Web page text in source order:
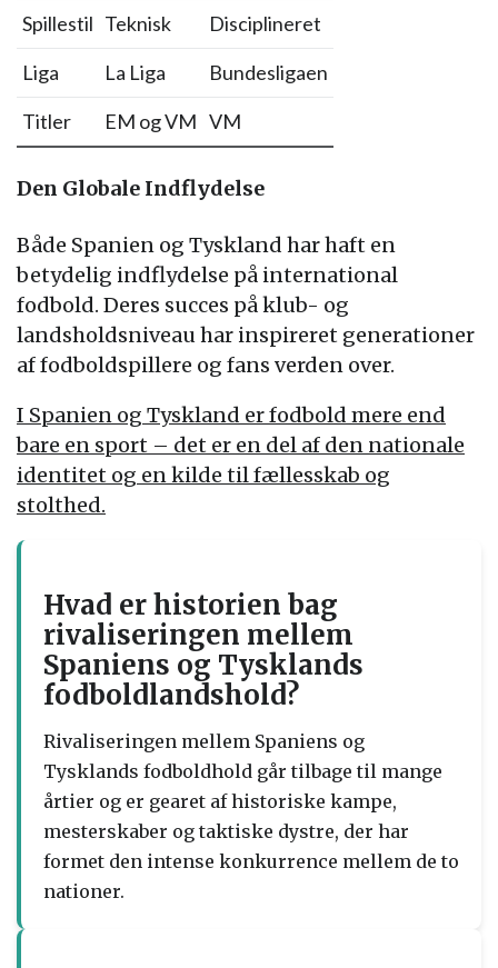
Spillestil Teknisk
Disciplineret
Liga
La Liga
Bundesligaen
Titler
EM og VM VM
Den Globale Indflydelse
Både Spanien og Tyskland har haft en
betydelig indflydelse på international
fodbold. Deres succes på klub- og
landsholdsniveau har inspireret generationer
af fodboldspillere og fans verden over.
I Spanien og Tyskland er fodbold mere end
bare en sport – det er en del af den nationale
identitet og en kilde til fællesskab og
stolthed.
Hvad er historien bag
rivaliseringen mellem
Spaniens og Tysklands
fodboldlandshold?
Rivaliseringen mellem Spaniens og
Tysklands fodboldhold går tilbage til mange
årtier og er gearet af historiske kampe,
mesterskaber og taktiske dystre, der har
formet den intense konkurrence mellem de to
nationer.